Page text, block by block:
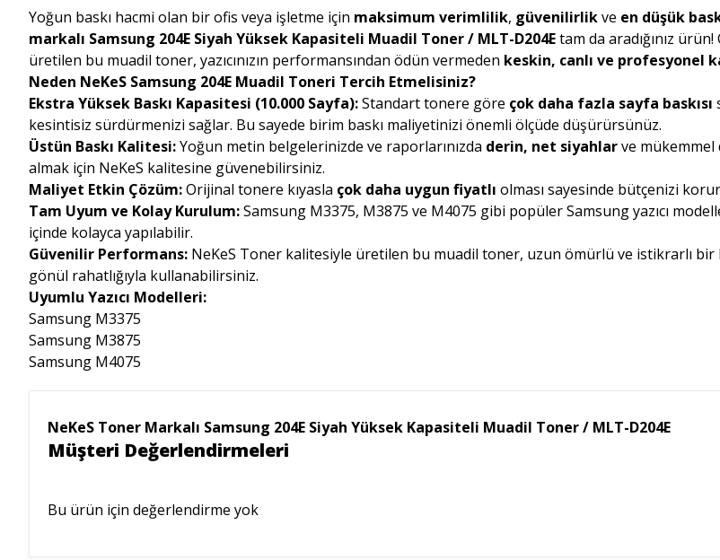
Yoğun baskı hacmi olan bir ofis veya işletme için maksimum verimlilik, güvenilirlikve en düşük
markalı Samsung 204E Siyah Yüksek Kapasiteli Muadil Toner / MLT-D204Etam da aradığınız
üretilen bu muadil toner, yazıcınızın performansından ödün vermeden keskin, canlı ve profesyonel
Neden NeKeS Samsung 204E Muadil Toneri Tercih Etmelisiniz?
Ekstra Yüksek Baskı Kapasitesi (10.000 Sayfa):Standart tonere göre çok daha fazla sayfa baskısı
kesintisiz sürdürmenizi sağlar. Bu sayede birim baskı maliyetinizi önemli ölçüde düşürürsünüz.
Üstün Baskı Kalitesi:Yoğun metin belgelerinizde ve raporlarınızda derin, net siyahlarve mükemmel
almak için NeKeS kalitesine güvenebilirsiniz.
Maliyet Etkin Çözüm:Orijinal tonere kıyasla çok daha uygun fiyatlı olması sayesinde bütçenizi
Tam Uyum ve Kolay Kurulum:Samsung M3375, M3875 ve M4075 gibi popüler Samsung yazıcı
içinde kolayca yapılabilir.
Güvenilir Performans: NeKeS Toner kalitesiyle üretilen bu muadil toner, uzun ömürlü ve istikrarlı
gönül rahatlığıyla kullanabilirsiniz.
Uyumlu Yazıcı Modelleri:
Samsung M3375
Samsung M3875
Samsung M4075
NeKeS Toner Markalı Samsung 204E Siyah Yüksek Kapasiteli Muadil Toner / MLT-D204E
Müşteri Değerlendirmeleri
Bu ürün için değerlendirme yok